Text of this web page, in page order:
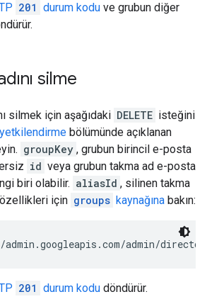
201 durum kodu ve grubun diğer
silme
silmek için aşağıdaki DELETE isteğini
bölümünde açıklanan
groupKey , grubun birincil e-posta
id veya grubun takma ad e-posta
biri olabilir. aliasId , silinen takma
özellikleri için groups kaynağına bakın:
admin.googleapis.com/admin/
201 durum kodu döndürür.